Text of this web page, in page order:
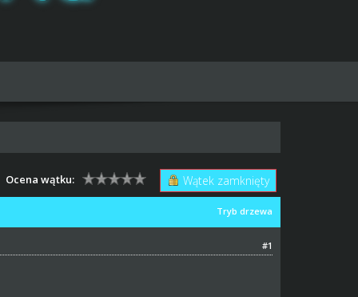
Wątek zamknięty
Ocena wątku:
Tryb drzewa
#1